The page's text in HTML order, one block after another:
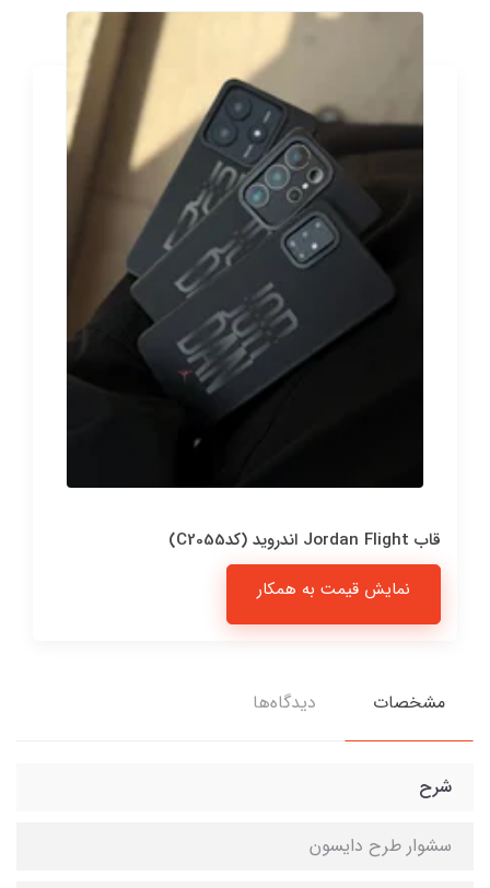
قاب Jordan Flight اندروید (کدC2055)
نمایش قیمت به همکار
مشخصات دیدگاه‌ها
شرح
سشوار طرح دایسون